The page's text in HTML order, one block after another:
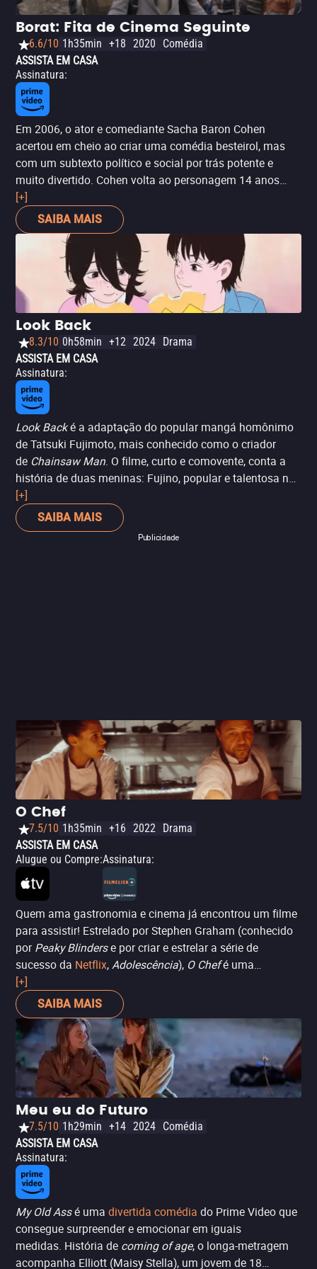
Borat: Fita de Cinema Seguinte
6.6/10 1h35min +18 2020
Comédia
ASSISTA EM CASA
Assinatura:
Em 2006, o ator e comediante Sacha Baron Cohen
acertou em cheio ao criar uma comédia besteirol, mas
com um subtexto político e social por trás potente e
muito divertido. Cohen volta ao personagem 14 anos
depois, num momento de extremismos políticos,
novamente de maneira provocativa e ousada. Ainda que
o filme não tenha o mesmo vigor e potência que o
anterior, as piadas ainda são ácidas e alguns momentos
transpiram ousadia -- as cenas com Mike Pence, Rudy
Giuliani e com dois republicanos em quarentena são
absolutamente hilárias. Maria Bakalova ('Transgression')
também ajuda a fazer a trama avançar como filha de
Borat. Assim, pode-se dizer que, mesmo inferior ao
primeiro, 'Borat: Fita de Cinema Seguinte' cumpre o que
promete: faz rir e, novamente, provoca o status quo da
política e da alta sociedade americana.
[+]
SAIBA MAIS
Look Back
8.3/10 0h58min +12 2024 Drama
ASSISTA EM CASA
Assinatura:
Look Backé a adaptação do popular mangá homônimo
de Tatsuki Fujimoto, mais conhecido como o criador
de Chainsaw Man. O filme, curto e comovente, conta a
história de duas meninas: Fujino, popular e talentosa na
criação de mangás de comédia; e Kyōmoto, tímida,
agorafóbica, mas prodigiosa para desenhar paisagens.
Quando se conhecem, surge uma bela amizade e uma
[+]
SAIBA MAIS
Publicidade
O Chef
7.5/10 1h35min +16 2022 Drama
ASSISTA EM CASA
Alugue ou Compre:Assinatura:
Quem ama gastronomia e cinema já encontrou um filme
para assistir! Estrelado por Stephen Graham (conhecido
por Peaky Blinderse por criar e estrelar a série de
sucesso da Netflix,Adolescência), O Chefé uma
produção britânica que traz as “aventuras” de um chef de
cozinha durante uma conturbada noite de trabalho - na
qual precisa lidar com inspeções sanitárias, críticos e até
com um cliente passando por uma severa reação
alérgica. Dessa forma, em poucas horas, é condensado
um pouco da realidade das cozinhas - que, apesar de
dura, é gratificante para os seus profissionais. Os
cozinheiros vão se identificar, enquanto o público em
geral vai conhecer essa realidade para além dos reality
shows comoMaster Chef.
[+]
SAIBA MAIS
Meu eu do Futuro
7.5/10 1h29min +14 2024 Comédia
ASSISTA EM CASA
Assinatura:
My Old Assé uma divertida comédia do Prime Video que
consegue surpreender e emocionar em iguais
medidas. História de coming of age, o longa-metragem
acompanha Elliott (Maisy Stella), um jovem de 18